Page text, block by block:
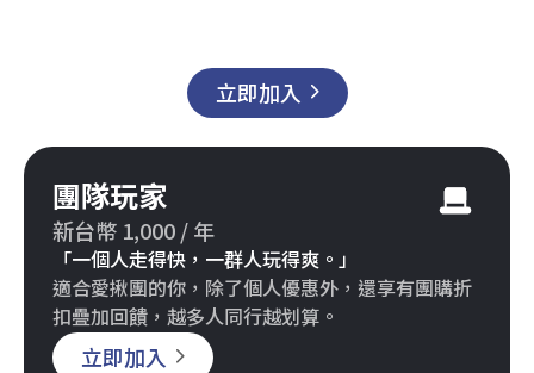
立即加入
團隊玩家
新台幣 1,000 / 年
「一個人走得快，一群人玩得爽。」
適合愛揪團的你，除了個人優惠外，還享有團購折
扣疊加回饋，越多人同行越划算。
立即加入